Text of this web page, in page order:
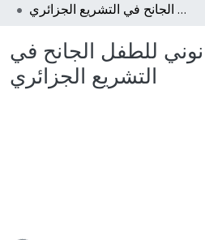
النظام القانوني للطفل الجانح في التشريع الجزائري
للطفل الجانح في
التشريع الجزائري